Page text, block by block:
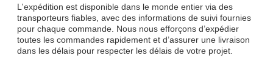
L'expédition est disponible dans le monde entier via des
transporteurs fiables, avec des informations de suivi fournies
pour chaque commande. Nous nous efforçons d’expédier
toutes les commandes rapidement et d’assurer une livraison
dans les délais pour respecter les délais de votre projet.